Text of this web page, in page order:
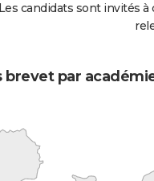
candidats sont invités
brevet par